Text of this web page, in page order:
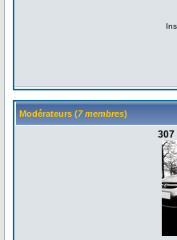
Modérateurs (7 membres)
307